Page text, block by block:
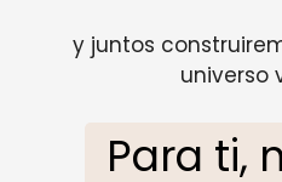
y juntos
universo
Para ti,